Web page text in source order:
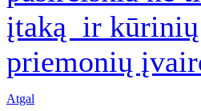
įtaką ir kūrinių
priemonių
Atgal